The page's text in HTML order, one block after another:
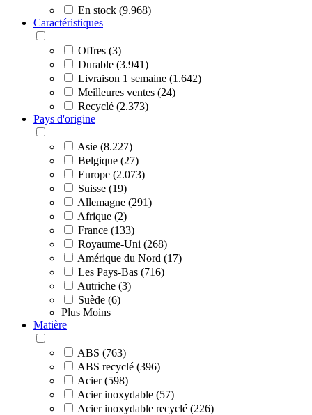
En stock (9.968)
Caractéristiques
Offres (3)
Durable (3.941)
Livraison 1 semaine (1.642)
Meilleures ventes (24)
Recyclé (2.373)
Pays d'origine
Asie (8.227)
Belgique (27)
Europe (2.073)
Suisse (19)
Allemagne (291)
Afrique (2)
France (133)
Royaume-Uni (268)
Amérique du Nord (17)
Les Pays-Bas (716)
Autriche (3)
Suède (6)
Plus Moins
Matière
ABS (763)
ABS recyclé (396)
Acier (598)
Acier inoxydable (57)
Acier inoxydable recyclé (226)